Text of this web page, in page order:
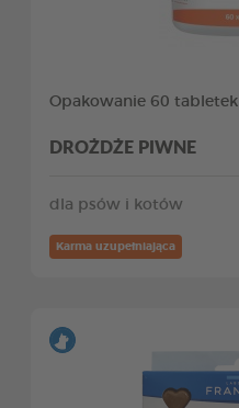
Opakowanie 60 tabletek
DROŻDŻE PIWNE
dla psów i kotów
Karma uzupełniająca